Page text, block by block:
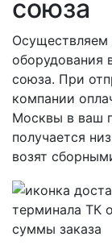
союза
Осуществляем
оборудования
союза. При
компании
Москвы в ваш
получается
возят
терминала ТК
суммы заказа